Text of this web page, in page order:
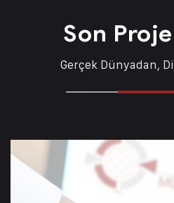
Son
Gerçek Dünyadan,